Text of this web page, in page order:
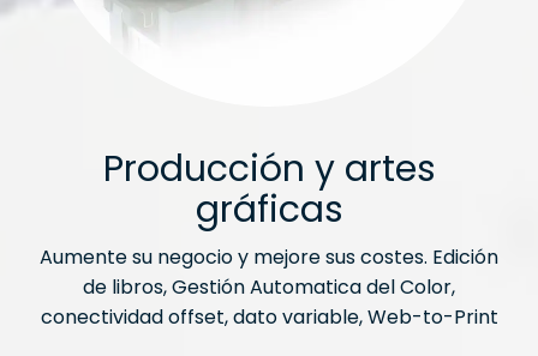
Producción y artes
gráficas
Aumente su negocio y mejore sus costes. Edición
de libros, Gestión Automatica del Color,
conectividad offset, dato variable, Web-to-Print